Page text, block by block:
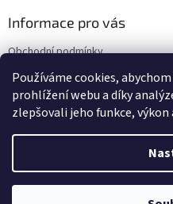
Používáme cookies,
prohlížení webu a díky
zlepšovali jeho funkce,
Informace pro vás
Obchodní podmínky
Podmínky ochrany osobních údajů
Copyright 2026Horňácká